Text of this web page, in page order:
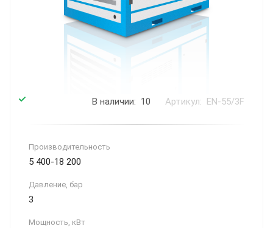
В наличии: 10 Артикул: EN-55/3F
Производитель­ность
5 400-18 200
Давление, бар
3
Мощность, кВт